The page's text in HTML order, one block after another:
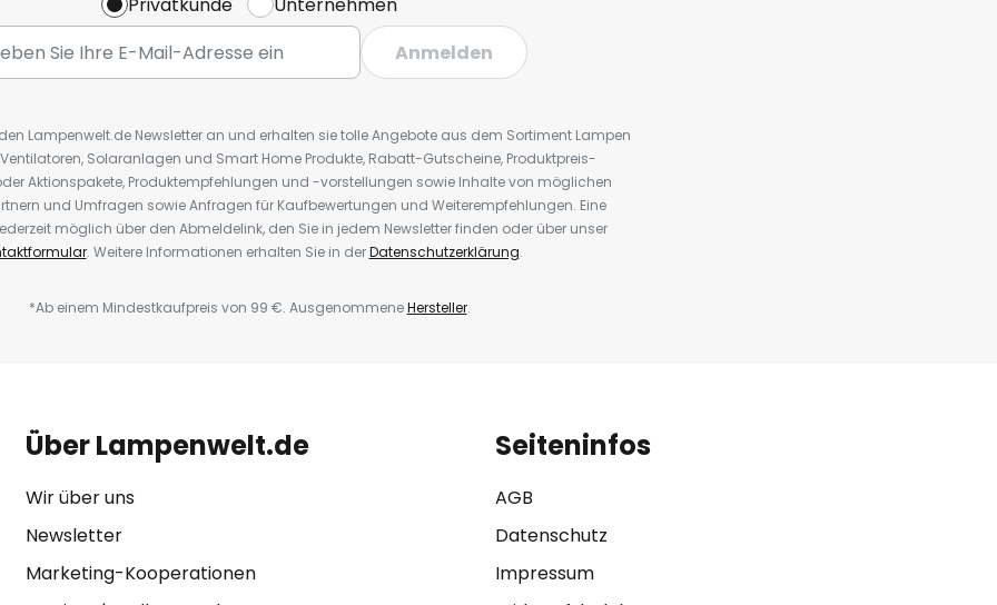
Anmelden
Lampenwelt.de Newsletter an und erhalten sie tolle Angebote aus dem Sortiment Lampen
Solaranlagen und Smart Home Produkte, Rabatt-Gutscheine, Produktpreis-
Aktionspakete, Produktempfehlungen und -vorstellungen sowie Inhalte von möglichen
und Umfragen sowie Anfragen für Kaufbewertungen und Weiterempfehlungen. Eine
möglich über den Abmeldelink, den Sie in jedem Newsletter finden oder über unser
. Weitere Informationen erhalten Sie in derDatenschutzerklärung.
*Ab einem Mindestkaufpreis von 99 €. AusgenommeneHersteller.
Über Lampenwelt.de
Wir über uns
Newsletter
Marketing-Kooperationen
Seiteninfos
AGB
Datenschutz
Impressum